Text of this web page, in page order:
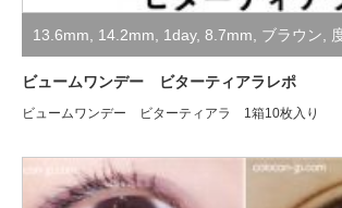
13.6mm, 14.2mm, 1day, 8.7mm, ブラウン,
着レポ
ビュームワンデー ビターティアラレポ
ビュームワンデー ビターティアラ 1箱10枚入り